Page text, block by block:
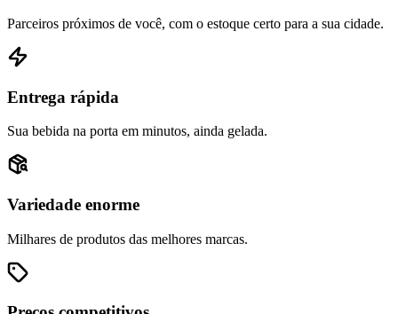
Parceiros próximos de você, com o estoque certo para a sua cidade.
Entrega rápida
Sua bebida na porta em minutos, ainda gelada.
Variedade enorme
Milhares de produtos das melhores marcas.